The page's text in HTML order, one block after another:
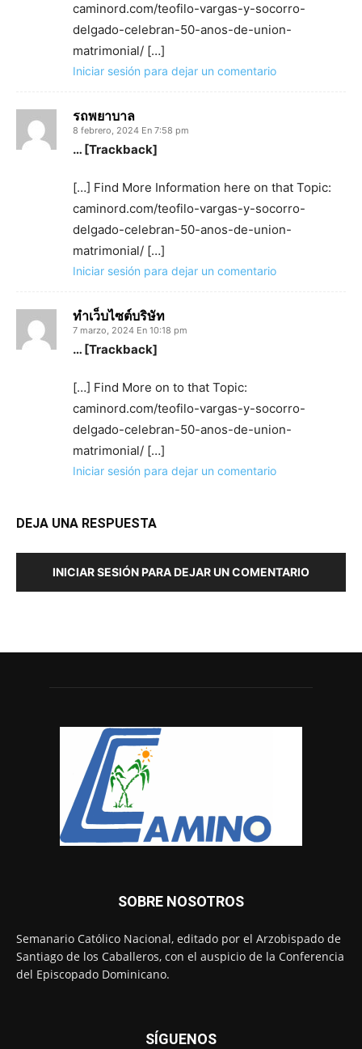
caminord.com/teofilo-vargas-y-socorro-
delgado-celebran-50-anos-de-union-
matrimonial/ […]
Iniciar sesión para dejar un comentario
รถพยาบาล
8 febrero, 2024 En 7:58 pm
… [Trackback]
[…] Find More Information here on that Topic:
caminord.com/teofilo-vargas-y-socorro-
delgado-celebran-50-anos-de-union-
matrimonial/ […]
Iniciar sesión para dejar un comentario
ทำเว็บไซต์บริษัท
7 marzo, 2024 En 10:18 pm
… [Trackback]
[…] Find More on to that Topic:
caminord.com/teofilo-vargas-y-socorro-
delgado-celebran-50-anos-de-union-
matrimonial/ […]
Iniciar sesión para dejar un comentario
DEJA UNA RESPUESTA
INICIAR SESIÓN PARA DEJAR UN COMENTARIO
SOBRE NOSOTROS
Semanario Católico Nacional, editado por el Arzobispado de
Santiago de los Caballeros, con el auspicio de la Conferencia
del Episcopado Dominicano.
SÍGUENOS